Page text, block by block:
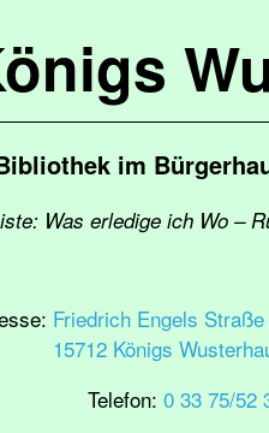
im
Was erledige ich Wo –
Friedrich Engels
15712 Königs
Telefon: 0 33 75/52